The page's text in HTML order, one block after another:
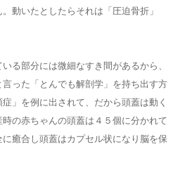
動いたとしたらそれは「圧迫骨折」
る部分には微細なすき間があるから、
った「とんでも解剖学」を持ち出す方
」を例に出されて、だから頭蓋は動く
の赤ちゃんの頭蓋は４５個に分かれて
癒合し頭蓋はカプセル状になり脳を保